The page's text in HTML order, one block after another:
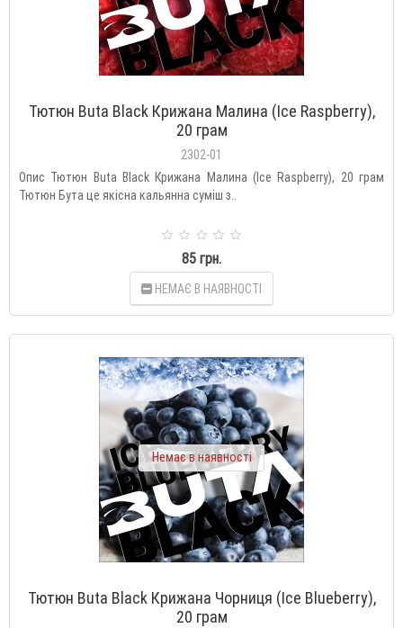
Тютюн Buta Black Крижана Малина (Ice Raspberry),
20 грам
2302-01
Опис Тютюн Buta Black Крижана Малина (Ice Raspberry), 20 грам
Тютюн Бута це якісна кальянна суміш з..
85 грн.
НЕМАЄ В НАЯВНОСТІ
Немає в наявності
Тютюн Buta Black Крижана Чорниця (Ice Blueberry),
20 грам